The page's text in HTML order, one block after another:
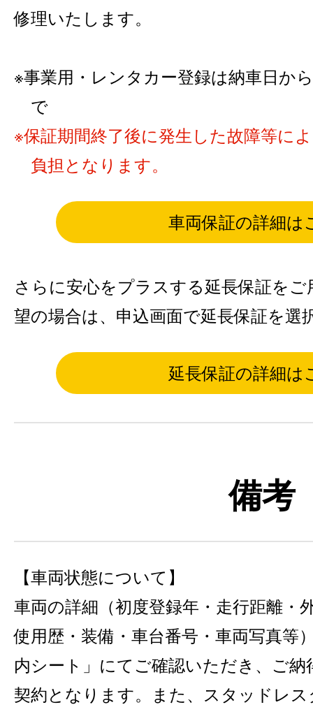
修理いたします。
事業用・レンタカー登録は納車日か
で
保証期間終了後に発生した故障等に
負担となります。
車両保証の詳細は
さらに安心をプラスする延長保証を
望の場合は、申込画面で延長保証を選
延長保証の詳細は
備考
【車両状態について】
車両の詳細（初度登録年・走行距離・
使用歴・装備・車台番号・車両写真等
内シート」にてご確認いただき、ご
契約となります。また、スタッドレ